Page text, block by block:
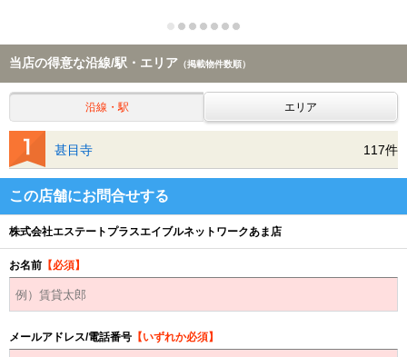
当店の得意な沿線/駅・エリア （掲載物件数順）
沿線・駅 エリア
甚目寺 117件
この店舗にお問合せする
株式会社エステートプラスエイブルネットワークあま店
お名前 【必須】
メールアドレス/電話番号 【いずれか必須】